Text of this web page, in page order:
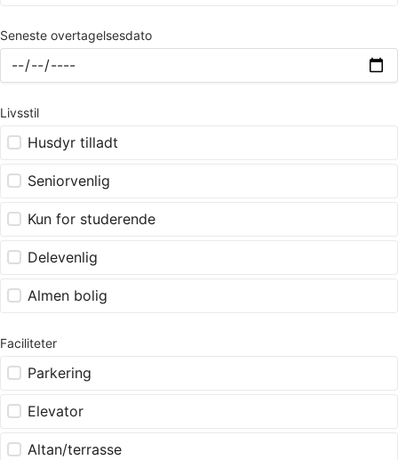
Seneste overtagelsesdato
Livsstil
Husdyr tilladt
Seniorvenlig
Kun for studerende
Delevenlig
Almen bolig
Faciliteter
Parkering
Elevator
Altan/terrasse